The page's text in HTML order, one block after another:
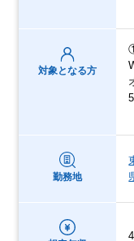
対象となる方
勤務地